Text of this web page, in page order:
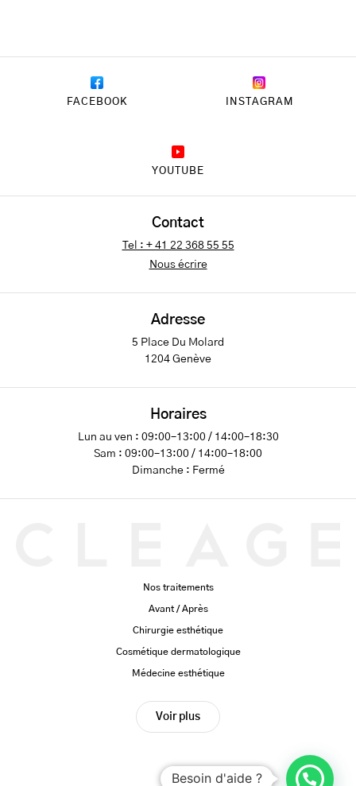
FACEBOOK INSTAGRAM
YOUTUBE
Nos traitements
Avant / Après
Chirurgie esthétique
Cosmétique dermatologique
Médecine esthétique
Voir plus
Contact
Tel : + 41 22 368 55 55
Nous écrire
Adresse
5 Place Du Molard
1204 Genève
Horaires
Lun au ven : 09:00–13:00 / 14:00–18:30
Sam : 09:00–13:00 / 14:00–18:00
Dimanche : Fermé
Besoin d'aide ?